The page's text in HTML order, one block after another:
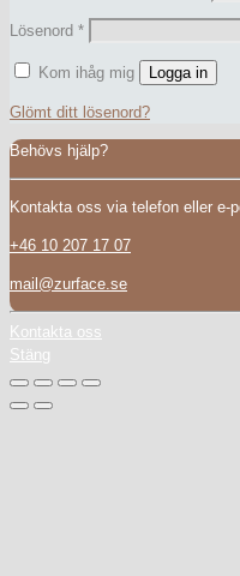
Lösenord *
Kom ihåg mig Logga in
Glömt ditt lösenord?
Behövs hjälp?
Kontakta oss via telefon eller e-
+46 10 207 17 07
mail@zurface.se
Kontakta oss
Stäng